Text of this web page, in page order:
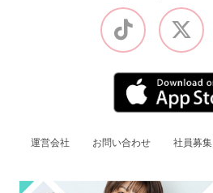
運営会社 お問い合わせ 社員募集